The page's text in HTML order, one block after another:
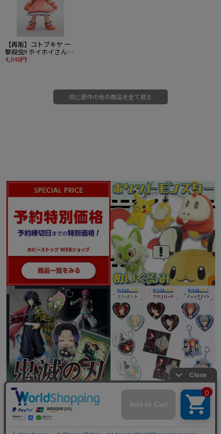
【再販】コトブキヤ 一
撃殺虫!! ホイホイさん
NEW EDITION ホイホイ
4,048円
同じ原作の他の商品を全て見る